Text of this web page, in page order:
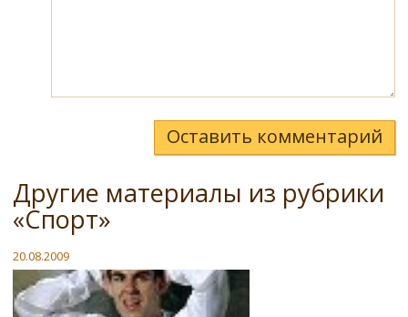
Оставить комментарий
Другие материалы из рубрики
«Спорт»
20.08.2009